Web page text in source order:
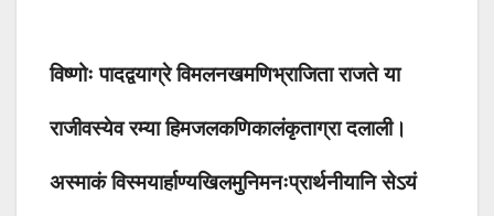
विष्णोः पादद्वयाग्रे विमलनखमणिभ्राजिता राजते या
राजीवस्येव रम्या हिमजलकणिकालंकृताग्रा दलाली।
अस्माकं विस्मयार्हाण्यखिलमुनिमनःप्रार्थनीयानि सेऽयं